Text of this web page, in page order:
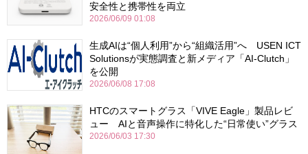
安全性と携帯性を両立
2026/06/09 01:08
生成AIは“個人利用”から“組織活用”へ USEN ICT
Solutionsが実態調査と新メディア「AI-Clutch」
を公開
2026/06/08 17:08
HTCのスマートグラス「VIVE Eagle」製品レビ
ュー AIと音声操作に特化した“日常使い”グラス
2026/06/03 17:30